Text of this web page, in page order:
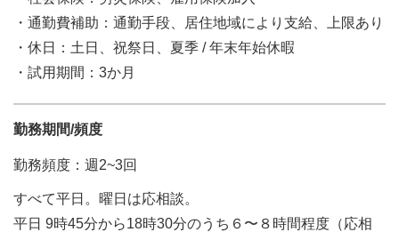
・通勤費補助：通勤手段、居住地域により支給、上限あり
・休日：土日、祝祭日、夏季 / 年末年始休暇
・試用期間：3か月
勤務期間/頻度
勤務頻度：週2~3回
すべて平日。曜日は応相談。
平日 9時45分から18時30分のうち６〜８時間程度（応相